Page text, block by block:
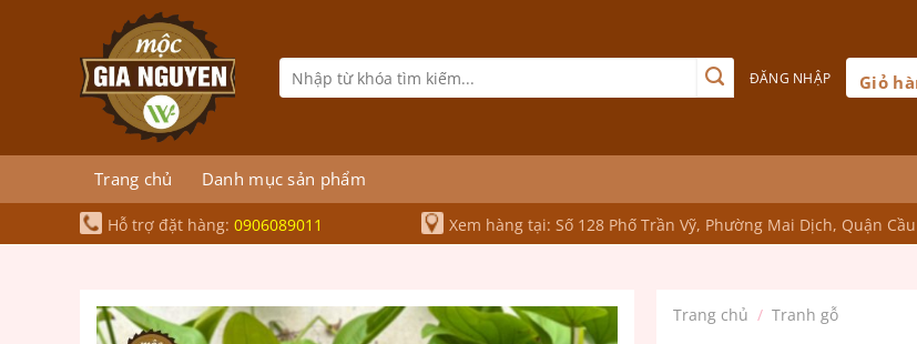
Tìm
kiếm:
ĐĂNG NHẬP Giỏ
Trang chủ Danh mục sản phẩm
Hỗ trợ đặt hàng: 0906089011 Xem hàng tại: Số 128 Phố Trần Vỹ, Phường Mai Dịch, Quận
Trang chủ / Tranh gỗ